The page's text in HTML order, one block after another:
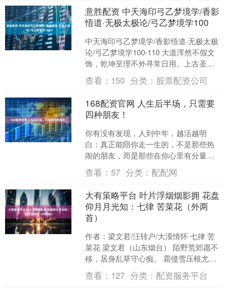
意胜配资 中天海印弓乙梦境学/香影
悟道·无极太极论/弓乙梦境学100
中天海印弓乙梦境学/香影悟道·无极太极
论/弓乙梦境学100-110 大道浑然不假文
饰，乾坤至理不外寻常日用。上古圣哲
仰观星象、俯察物情，不索幽渺玄虚，
不执繁杂术....
查看： 150 分类： 股票配资公司
168配资官网 人生后半场，只需要
四种朋友！
你有没有发现，人到中年，越活越明
白：真正能陪你走一生的，不是那些热
闹的朋友，而是那些在你心里有分量的
人。人生后半场，别再盲目交朋友了，
若能拥有这四种朋友，就是余....
查看： 57 分类： 配配网
大有策略平台 叶片浮烟烟影拥 花盘
仰月月光知：七律 苦菜花（外两
首）
作者：梁文君/汪转户/大漠情怀 七律 苦
菜花 梁文君（山东烟台） 陌野荒郊愿不
移，居身乱草守心痴。 霜侵雪压根尤
劲，雨打风摧色更奇。 叶片浮烟烟影
拥，花盘仰月月....
查看： 127 分类： 配资服务平台